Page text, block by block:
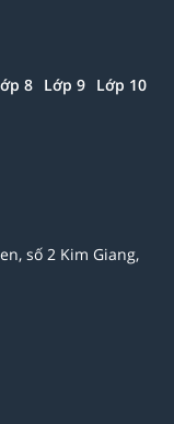
8 Lớp 9 Lớp 10
số 2 Kim Giang,